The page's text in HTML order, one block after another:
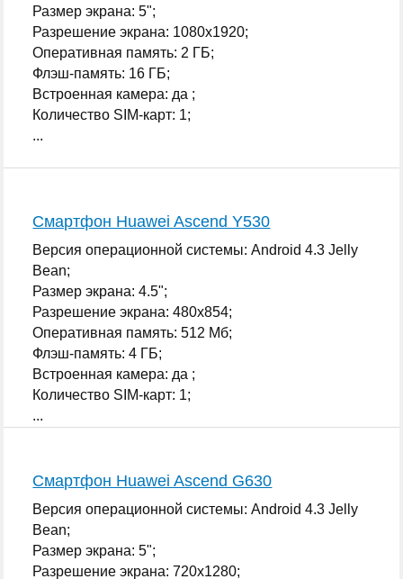
Размер экрана: 5";
Разрешение экрана: 1080x1920;
Оперативная память: 2 ГБ;
Флэш-память: 16 ГБ;
Встроенная камера: да ;
Количество SIM-карт: 1;
...
Смартфон Huawei Ascend Y530
Версия операционной системы: Android 4.3 Jelly
Bean;
Размер экрана: 4.5";
Разрешение экрана: 480x854;
Оперативная память: 512 Мб;
Флэш-память: 4 ГБ;
Встроенная камера: да ;
Количество SIM-карт: 1;
...
Смартфон Huawei Ascend G630
Версия операционной системы: Android 4.3 Jelly
Bean;
Размер экрана: 5";
Разрешение экрана: 720x1280;